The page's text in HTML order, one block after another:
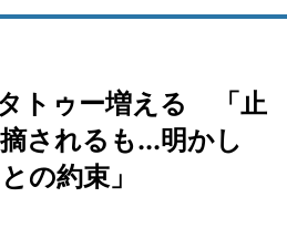
トゥー増える 「止
されるも...明かし
の約束」